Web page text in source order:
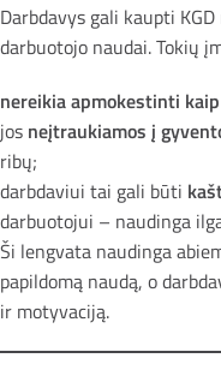
Darbdavys gali kaupti
darbuotojo naudai. Tokių
nereikia apmokestinti
jos neįtraukiamos į
ribų;
darbdaviui tai gali būti
darbuotojui – naudinga
Ši lengvata naudinga
papildomą naudą, o
ir motyvaciją.